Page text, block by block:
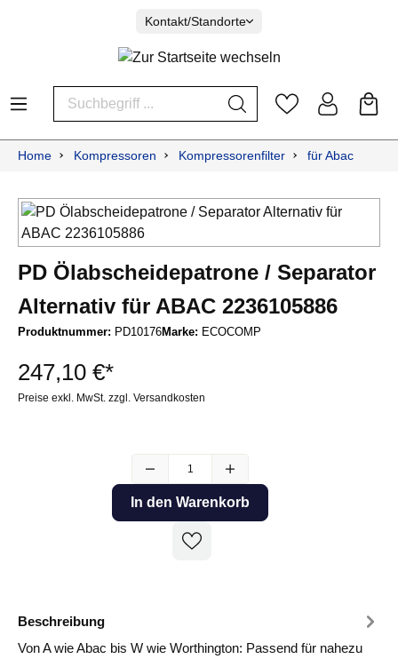
Kontakt/Standorte
Home Kompressoren Kompressorenfilter für Abac
PD Ölabscheidepatrone / Separator
Alternativ für ABAC 2236105886
Produktnummer: PD10176Marke: ECOCOMP
247,10 €*
Preise exkl. MwSt. zzgl. Versandkosten
In den Warenkorb
Beschreibung
Von A wie Abac bis W wie Worthington: Passend für nahezu